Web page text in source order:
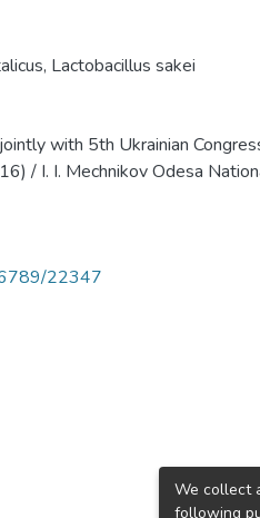
, Lactobacillus sakei
with 5th Ukrainian
/ I. I. Mechnikov Odesa
22347
We collect
following